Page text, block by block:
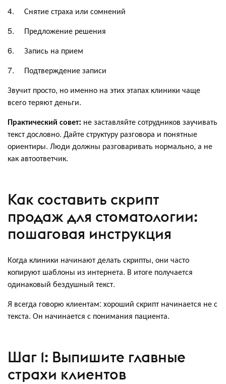
4. Снятие страха или сомнений
5. Предложение решения
6. Запись на прием
7. Подтверждение записи
Звучит просто, но именно на этих этапах клиники чаще
всего теряют деньги.
Практический совет: не заставляйте сотрудников заучивать
текст дословно. Дайте структуру разговора и понятные
ориентиры. Люди должны разговаривать нормально, а не
как автоответчик.
Как составить скрипт
продаж для стоматологии:
пошаговая инструкция
Когда клиники начинают делать скрипты, они часто
копируют шаблоны из интернета. В итоге получается
одинаковый бездушный текст.
Я всегда говорю клиентам: хороший скрипт начинается не с
текста. Он начинается с понимания пациента.
Шаг 1: Выпишите главные
страхи клиентов